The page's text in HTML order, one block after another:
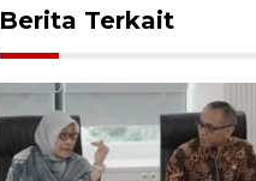
Berita Terkait